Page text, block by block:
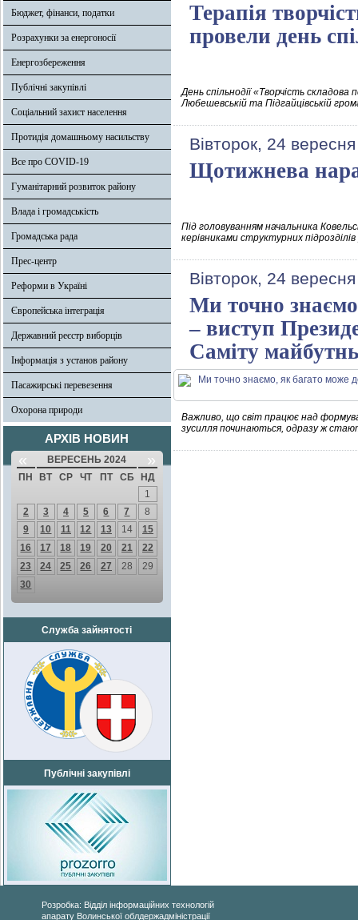
Бюджет, фінанси, податки
Розрахунки за енергоносії
Енергозбереження
Публічні закупівлі
Соціальний захист населення
Протидія домашньому насильству
Все про COVID-19
Гуманітарний розвиток району
Влада і громадськість
Громадська рада
Прес-центр
Реформи в Україні
Європейська інтеграція
Державний реєстр виборців
Інформація з установ району
Пасажирські перевезення
Охорона природи
АРХІВ НОВИН
« ВЕРЕСЕНЬ 2024 »
ПН ВТ СР ЧТ ПТ СБ
НД
1
2
3 4 5 6 7
8
9
10 11 12 13 14
15
16
17 18 19 20 21
22
23
24 25 26 27 28
29
30
Служба зайнятості
Публічні закупівлі
Терапія
провели день
День спільнодії «Творчість складова
Любешевській та Підгайцівській
Вівторок, 24
Щотижнева
Під головуванням начальника
керівниками структурних
Вівторок, 24
Ми точно
– виступ
Саміту
Важливо, що світ працює над
зусилля починаються, одразу ж
Розробка: Відділ інформаційних технологій
апарату Волинської облдержадміністрації